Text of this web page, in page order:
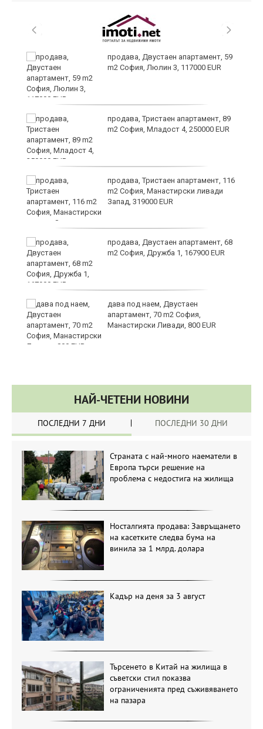
продава, Двустаен апартамент, 59
m2 София, Люлин 3, 117000 EUR
продава, Тристаен апартамент, 89
m2 София, Младост 4, 250000 EUR
продава, Тристаен апартамент, 116
m2 София, Манастирски ливади
Запад, 319000 EUR
продава, Двустаен апартамент, 68
m2 София, Дружба 1, 167900 EUR
дава под наем, Двустаен
апартамент, 70 m2 София,
Манастирски Ливади, 800 EUR
НАЙ-ЧЕТЕНИ НОВИНИ
ПОСЛЕДНИ 7 ДНИ ПОСЛЕДНИ 30 ДНИ
Страната с най-много наематели в
Европа търси решение на
проблема с недостига на жилища
Носталгията продава: Завръщането
на касетките следва бума на
винила за 1 млрд. долара
Кадър на деня за 3 август
Търсенето в Китай на жилища в
съветски стил показва
ограниченията пред съживяването
на пазара